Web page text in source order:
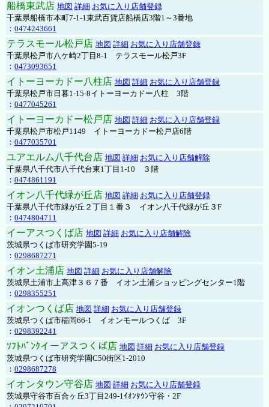
船橋東武店 地図 詳細 お気に入り店舗登録
千葉県船橋市本町7-1-1東武百貨店船橋店3階1～3番地
： 0474243661
テラスモール松戸店 地図 詳細 お気に入り店舗登録
千葉県松戸市八ケ崎2丁目8-1 テラスモール松戸3F
： 0473093651
イトーヨーカドー八柱店 地図 詳細 お気に入り店舗登録
千葉県松戸市日暮1-15-8イトーヨーカドー八柱 3階
： 0477045261
イトーヨーカドー松戸店 地図 詳細 お気に入り店舗登録
千葉県松戸市松戸1149 イトーヨーカドー松戸店6階
： 0477035701
ユアエルム八千代台店 地図 詳細 お気に入り店舗解除
千葉県八千代市八千代台東1丁目1-10 ３階
： 0474861191
イオン八千代緑が丘店 地図 詳細 お気に入り店舗登録
千葉県八千代市緑が丘２丁目１番３ イオン八千代緑が丘３F
： 0474804711
イーアスつくば店 地図 詳細 お気に入り店舗解除
茨城県つくば市研究学園5-19
： 0298687271
イオン土浦店 地図 詳細 お気に入り店舗解除
茨城県土浦市上高津３６７番 イオン土浦ショッピングセンター1階
： 0298355251
イオンつくば店 地図 詳細 お気に入り店舗登録
茨城県つくば市稲岡66-1 イオンモールつくば 3F
： 0298392241
ｿﾌﾄﾊﾞﾝｸイーアスつくば店 地図 詳細 お気に入り店舗登録
茨城県つくば市研究学園C50街区1-2010
： 0298687278
イオンタウン守谷店 地図 詳細 お気に入り店舗登録
茨城県守谷市百合ヶ丘3丁目249-1ｲｵﾝﾀｳﾝ守谷・2F